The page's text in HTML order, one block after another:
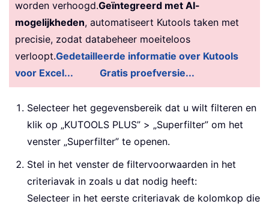
worden verhoogd.Geïntegreerd met AI-
mogelijkheden, automatiseert Kutools taken met
precisie, zodat databeheer moeiteloos
verloopt.Gedetailleerde informatie over Kutools
voor Excel...
Gratis proefversie...
Selecteer het gegevensbereik dat u wilt filteren en
klik op „KUTOOLS PLUS” > „Superfilter” om het
venster „Superfilter” te openen.
Stel in het venster de filtervoorwaarden in het
criteriavak in zoals u dat nodig heeft:
Selecteer in het eerste criteriavak de kolomkop die